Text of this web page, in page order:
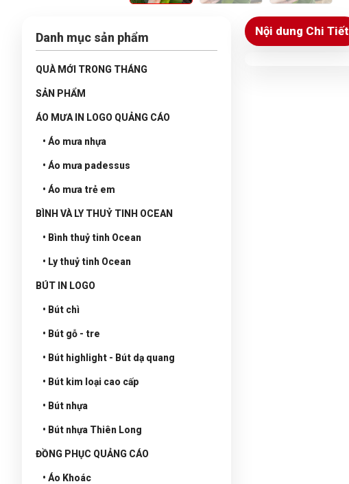
Danh mục sản phẩm
QUÀ MỚI TRONG THÁNG
SẢN PHẨM
ÁO MƯA IN LOGO QUẢNG CÁO
• Áo mưa nhựa
• Áo mưa padessus
• Áo mưa trẻ em
BÌNH VÀ LY THUỶ TINH OCEAN
• Bình thuỷ tinh Ocean
• Ly thuỷ tinh Ocean
BÚT IN LOGO
• Bút chì
• Bút gỗ - tre
• Bút highlight - Bút dạ quang
• Bút kim loại cao cấp
• Bút nhựa
• Bút nhựa Thiên Long
ĐỒNG PHỤC QUẢNG CÁO
• Áo Khoác
Nội dung Chi Tiết